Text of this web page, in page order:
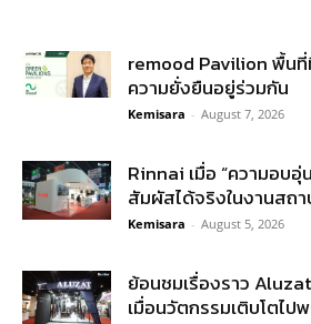
remood Pavilion พื้นที่
ความยั่งยืนอยู่ร่วมกัน
Kemisara - August 7, 2026
Rinnai เมื่อ “ความอบอุ่
สัมผัสได้จริงในงานสถา
Kemisara - August 5, 2026
ย้อนชมเรื่องราว
เมื่อนวัตกรรมเติบโตไป